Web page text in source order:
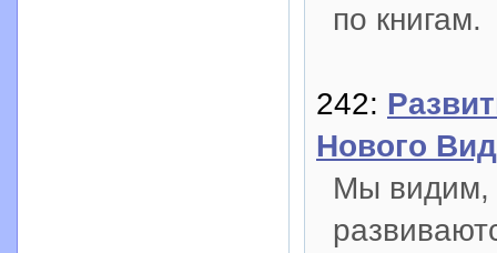
по книгам.
242:
Нового
Мы видим,